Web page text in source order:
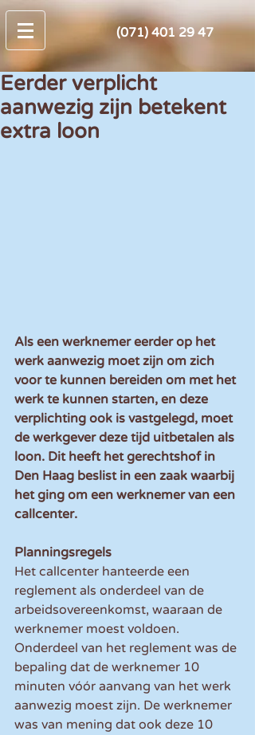
(071) 401 29 47
Eerder verplicht
aanwezig zijn betekent
extra loon
Als een werknemer eerder op het
werk aanwezig moet zijn om zich
voor te kunnen bereiden om met het
werk te kunnen starten, en deze
verplichting ook is vastgelegd, moet
de werkgever deze tijd uitbetalen als
loon. Dit heeft het gerechtshof in
Den Haag beslist in een zaak waarbij
het ging om een werknemer van een
callcenter.
Planningsregels
Het callcenter hanteerde een
reglement als onderdeel van de
arbeidsovereenkomst, waaraan de
werknemer moest voldoen.
Onderdeel van het reglement was de
bepaling dat de werknemer 10
minuten vóór aanvang van het werk
aanwezig moest zijn. De werknemer
was van mening dat ook deze 10